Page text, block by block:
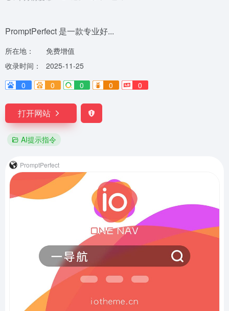
PromptPerfect 是一款专业好...
所在地：
免费增值
收录时间：
2025-11-25
0
0 0 0 0
打开网站
AI提示指令
PromptPerfect